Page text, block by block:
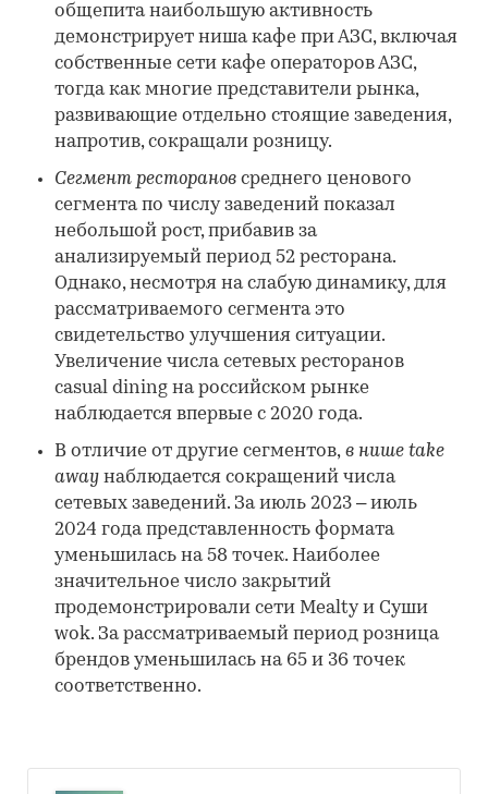
общепита наибольшую активность
демонстрирует ниша кафе при АЗС, включая
собственные сети кафе операторов АЗС,
тогда как многие представители рынка,
развивающие отдельно стоящие заведения,
напротив, сокращали розницу.
Сегмент ресторанов среднего ценового
сегмента по числу заведений показал
небольшой рост, прибавив за
анализируемый период 52 ресторана.
Однако, несмотря на слабую динамику, для
рассматриваемого сегмента это
свидетельство улучшения ситуации.
Увеличение числа сетевых ресторанов
casual dining на российском рынке
наблюдается впервые с 2020 года.
В отличие от другие сегментов, в нише take
away наблюдается сокращений числа
сетевых заведений. За июль 2023 – июль
2024 года представленность формата
уменьшилась на 58 точек. Наиболее
значительное число закрытий
продемонстрировали сети Mealty и Суши
wok. За рассматриваемый период розница
брендов уменьшилась на 65 и 36 точек
соответственно.